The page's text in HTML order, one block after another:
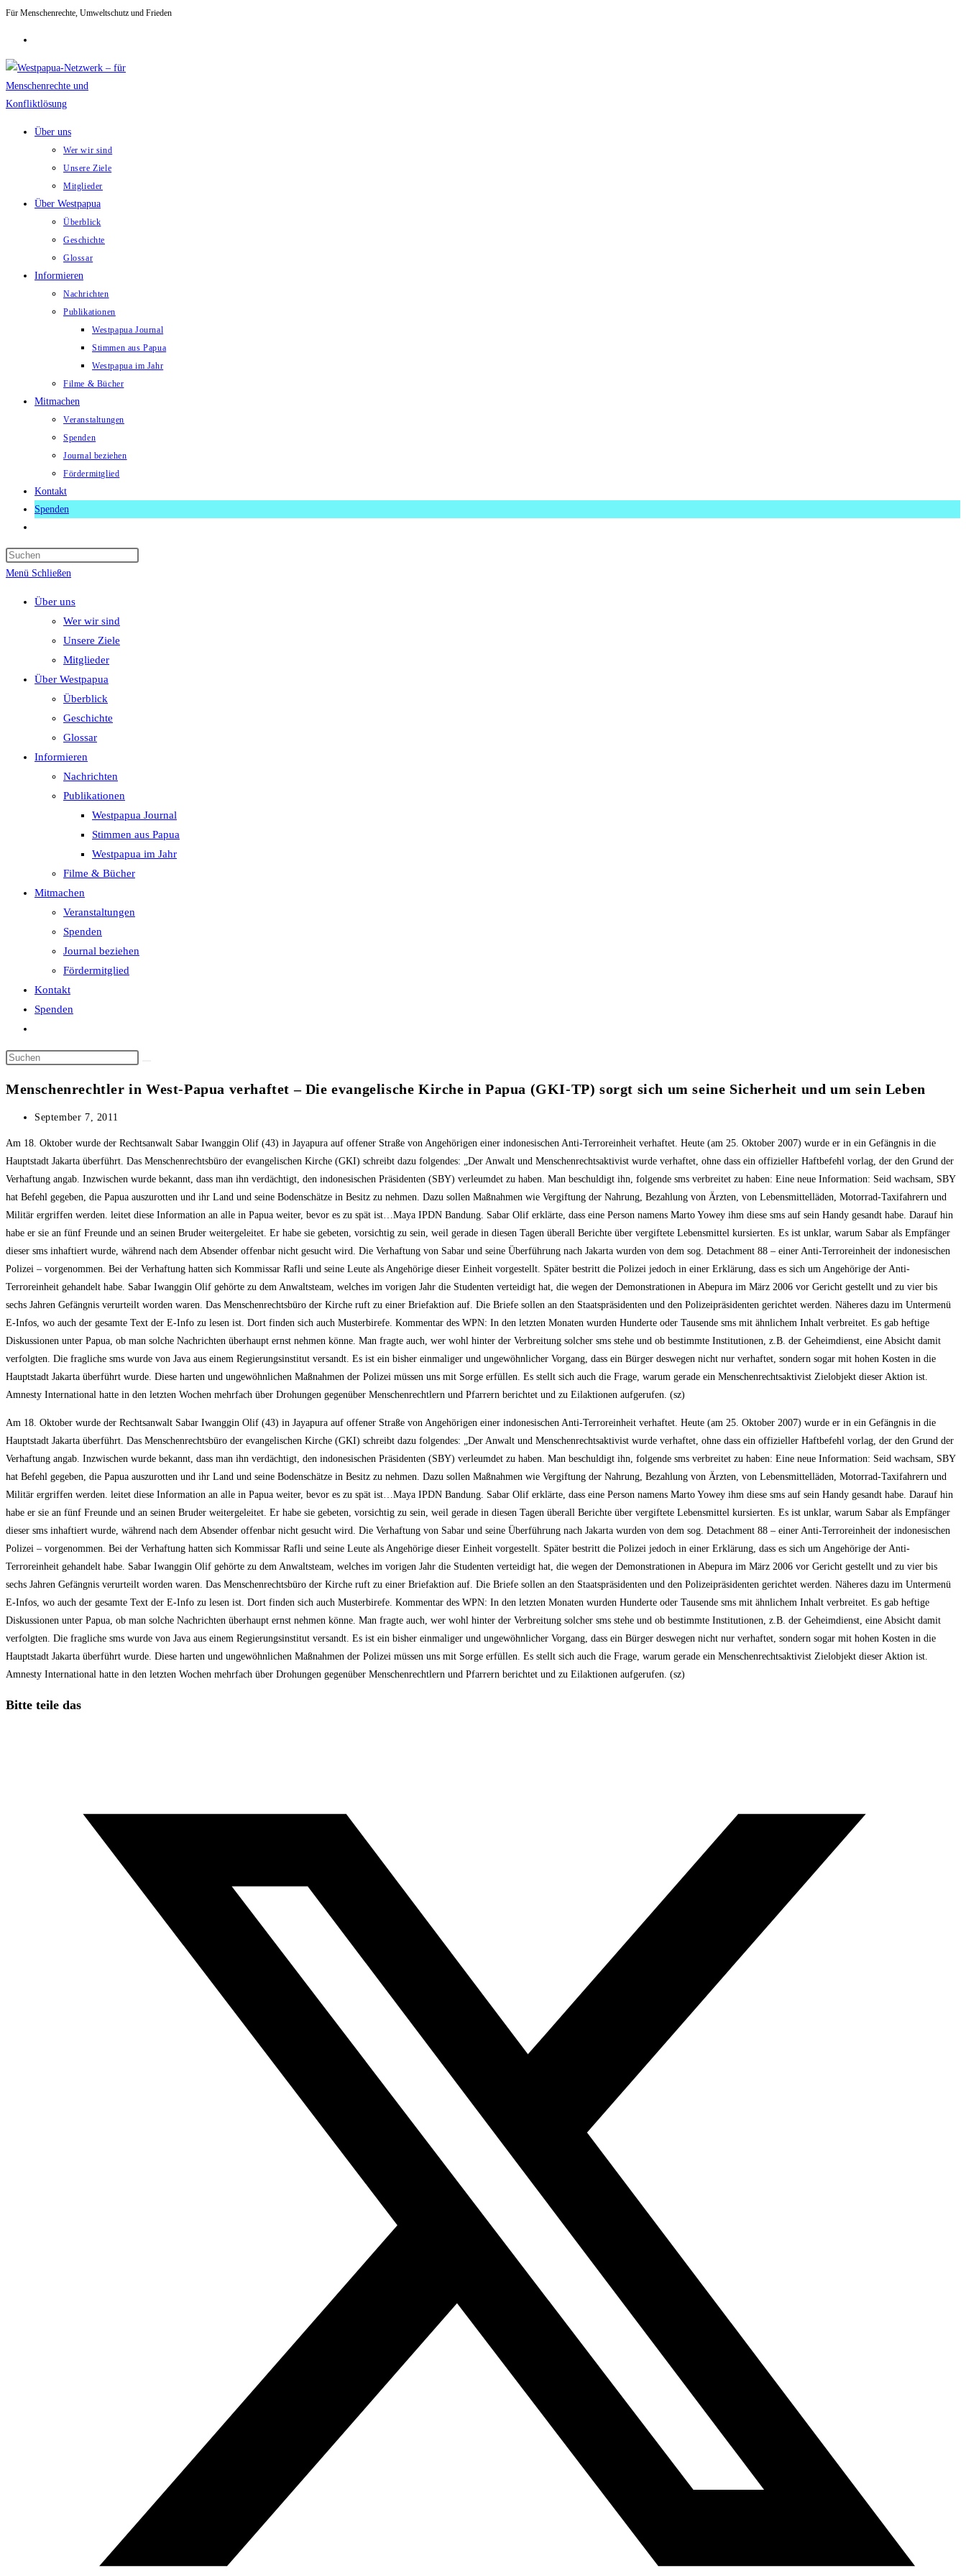
Zum
Für Menschenrechte, Umweltschutz und Frieden
Über uns
Wer wir sind
Unsere Ziele
Mitglieder
Über Westpapua
Überblick
Geschichte
Glossar
Informieren
Nachrichten
Publikationen
Westpapua Journal
Stimmen aus Papua
Westpapua im Jahr
Filme & Bücher
Mitmachen
Veranstaltungen
Spenden
Journal beziehen
Fördermitglied
Kontakt
Spenden
umschalten
Menü Schließen
Über uns
Wer wir sind
Unsere Ziele
Mitglieder
Über Westpapua
Überblick
Geschichte
Glossar
Informieren
Nachrichten
Publikationen
Westpapua Journal
Stimmen aus Papua
Westpapua im Jahr
Filme & Bücher
Mitmachen
Veranstaltungen
Spenden
Journal beziehen
Fördermitglied
Kontakt
Spenden
umschalten
Diese
durchsuchen
Menschenrechtler in West-Papua verhaftet – Die evangelische Kirche in Papua (GKI-TP) sorgt sich um seine Sicherheit und um sein Leben
Beitrag
September 7, 2011
Am 18. Oktober wurde der Rechtsanwalt Sabar Iwanggin Olif (43) in Jayapura auf offener Straße von Angehörigen einer indonesischen Anti-Terroreinheit verhaftet. Heute (am 25. Oktober 2007) wurde er in ein Gefängnis in die
Hauptstadt Jakarta überführt. Das Menschenrechtsbüro der evangelischen Kirche (GKI) schreibt dazu folgendes: „Der Anwalt und Menschenrechtsaktivist wurde verhaftet, ohne dass ein offizieller Haftbefehl vorlag, der den Grund der
Verhaftung angab. Inzwischen wurde bekannt, dass man ihn verdächtigt, den indonesischen Präsidenten (SBY) verleumdet zu haben. Man beschuldigt ihn, folgende sms verbreitet zu haben: Eine neue Information: Seid wachsam, SBY
hat Befehl gegeben, die Papua auszurotten und ihr Land und seine Bodenschätze in Besitz zu nehmen. Dazu sollen Maßnahmen wie Vergiftung der Nahrung, Bezahlung von Ärzten, von Lebensmittelläden, Motorrad-Taxifahrern und
Militär ergriffen werden. leitet diese Information an alle in Papua weiter, bevor es zu spät ist…Maya IPDN Bandung. Sabar Olif erklärte, dass eine Person namens Marto Yowey ihm diese sms auf sein Handy gesandt habe. Darauf hin
habe er sie an fünf Freunde und an seinen Bruder weitergeleitet. Er habe sie gebeten, vorsichtig zu sein, weil gerade in diesen Tagen überall Berichte über vergiftete Lebensmittel kursierten. Es ist unklar, warum Sabar als Empfänger
dieser sms inhaftiert wurde, während nach dem Absender offenbar nicht gesucht wird. Die Verhaftung von Sabar und seine Überführung nach Jakarta wurden von dem sog. Detachment 88 – einer Anti-Terroreinheit der indonesischen
Polizei – vorgenommen. Bei der Verhaftung hatten sich Kommissar Rafli und seine Leute als Angehörige dieser Einheit vorgestellt. Später bestritt die Polizei jedoch in einer Erklärung, dass es sich um Angehörige der Anti-
Terroreinheit gehandelt habe. Sabar Iwanggin Olif gehörte zu dem Anwaltsteam, welches im vorigen Jahr die Studenten verteidigt hat, die wegen der Demonstrationen in Abepura im März 2006 vor Gericht gestellt und zu vier bis
sechs Jahren Gefängnis verurteilt worden waren. Das Menschenrechtsbüro der Kirche ruft zu einer Briefaktion auf. Die Briefe sollen an den Staatspräsidenten und den Polizeipräsidenten gerichtet werden. Näheres dazu im Untermenü
E-Infos, wo auch der gesamte Text der E-Info zu lesen ist. Dort finden sich auch Musterbirefe. Kommentar des WPN: In den letzten Monaten wurden Hunderte oder Tausende sms mit ähnlichem Inhalt verbreitet. Es gab heftige
Diskussionen unter Papua, ob man solche Nachrichten überhaupt ernst nehmen könne. Man fragte auch, wer wohl hinter der Verbreitung solcher sms stehe und ob bestimmte Institutionen, z.B. der Geheimdienst, eine Absicht damit
verfolgten. Die fragliche sms wurde von Java aus einem Regierungsinstitut versandt. Es ist ein bisher einmaliger und ungewöhnlicher Vorgang, dass ein Bürger deswegen nicht nur verhaftet, sondern sogar mit hohen Kosten in die
Hauptstadt Jakarta überführt wurde. Diese harten und ungewöhnlichen Maßnahmen der Polizei müssen uns mit Sorge erfüllen. Es stellt sich auch die Frage, warum gerade ein Menschenrechtsaktivist Zielobjekt dieser Aktion ist.
Amnesty International hatte in den letzten Wochen mehrfach über Drohungen gegenüber Menschenrechtlern und Pfarrern berichtet und zu Eilaktionen aufgerufen. (sz)
Am 18. Oktober wurde der Rechtsanwalt Sabar Iwanggin Olif (43) in Jayapura auf offener Straße von Angehörigen einer indonesischen Anti-Terroreinheit verhaftet. Heute (am 25. Oktober 2007) wurde er in ein Gefängnis in die
Hauptstadt Jakarta überführt. Das Menschenrechtsbüro der evangelischen Kirche (GKI) schreibt dazu folgendes: „Der Anwalt und Menschenrechtsaktivist wurde verhaftet, ohne dass ein offizieller Haftbefehl vorlag, der den Grund der
Verhaftung angab. Inzwischen wurde bekannt, dass man ihn verdächtigt, den indonesischen Präsidenten (SBY) verleumdet zu haben. Man beschuldigt ihn, folgende sms verbreitet zu haben: Eine neue Information: Seid wachsam, SBY
hat Befehl gegeben, die Papua auszurotten und ihr Land und seine Bodenschätze in Besitz zu nehmen. Dazu sollen Maßnahmen wie Vergiftung der Nahrung, Bezahlung von Ärzten, von Lebensmittelläden, Motorrad-Taxifahrern und
Militär ergriffen werden. leitet diese Information an alle in Papua weiter, bevor es zu spät ist…Maya IPDN Bandung. Sabar Olif erklärte, dass eine Person namens Marto Yowey ihm diese sms auf sein Handy gesandt habe. Darauf hin
habe er sie an fünf Freunde und an seinen Bruder weitergeleitet. Er habe sie gebeten, vorsichtig zu sein, weil gerade in diesen Tagen überall Berichte über vergiftete Lebensmittel kursierten. Es ist unklar, warum Sabar als Empfänger
dieser sms inhaftiert wurde, während nach dem Absender offenbar nicht gesucht wird. Die Verhaftung von Sabar und seine Überführung nach Jakarta wurden von dem sog. Detachment 88 – einer Anti-Terroreinheit der indonesischen
Polizei – vorgenommen. Bei der Verhaftung hatten sich Kommissar Rafli und seine Leute als Angehörige dieser Einheit vorgestellt. Später bestritt die Polizei jedoch in einer Erklärung, dass es sich um Angehörige der Anti-
Terroreinheit gehandelt habe. Sabar Iwanggin Olif gehörte zu dem Anwaltsteam, welches im vorigen Jahr die Studenten verteidigt hat, die wegen der Demonstrationen in Abepura im März 2006 vor Gericht gestellt und zu vier bis
sechs Jahren Gefängnis verurteilt worden waren. Das Menschenrechtsbüro der Kirche ruft zu einer Briefaktion auf. Die Briefe sollen an den Staatspräsidenten und den Polizeipräsidenten gerichtet werden. Näheres dazu im Untermenü
E-Infos, wo auch der gesamte Text der E-Info zu lesen ist. Dort finden sich auch Musterbirefe. Kommentar des WPN: In den letzten Monaten wurden Hunderte oder Tausende sms mit ähnlichem Inhalt verbreitet. Es gab heftige
Diskussionen unter Papua, ob man solche Nachrichten überhaupt ernst nehmen könne. Man fragte auch, wer wohl hinter der Verbreitung solcher sms stehe und ob bestimmte Institutionen, z.B. der Geheimdienst, eine Absicht damit
verfolgten. Die fragliche sms wurde von Java aus einem Regierungsinstitut versandt. Es ist ein bisher einmaliger und ungewöhnlicher Vorgang, dass ein Bürger deswegen nicht nur verhaftet, sondern sogar mit hohen Kosten in die
Hauptstadt Jakarta überführt wurde. Diese harten und ungewöhnlichen Maßnahmen der Polizei müssen uns mit Sorge erfüllen. Es stellt sich auch die Frage, warum gerade ein Menschenrechtsaktivist Zielobjekt dieser Aktion ist.
Amnesty International hatte in den letzten Wochen mehrfach über Drohungen gegenüber Menschenrechtlern und Pfarrern berichtet und zu Eilaktionen aufgerufen. (sz)
Bitte teile dasDiesen